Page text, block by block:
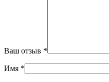
Ваш отзыв *
Имя *